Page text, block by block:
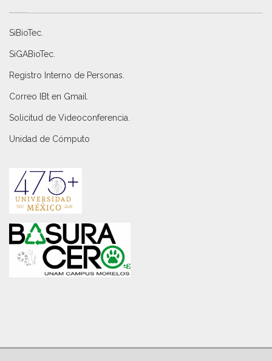
SiBioTec
SiGABioTec.
Registro Interno de Personas
Correo IBt en Gmail
Solicitud de Videoconferencia.
Unidad de Cómputo